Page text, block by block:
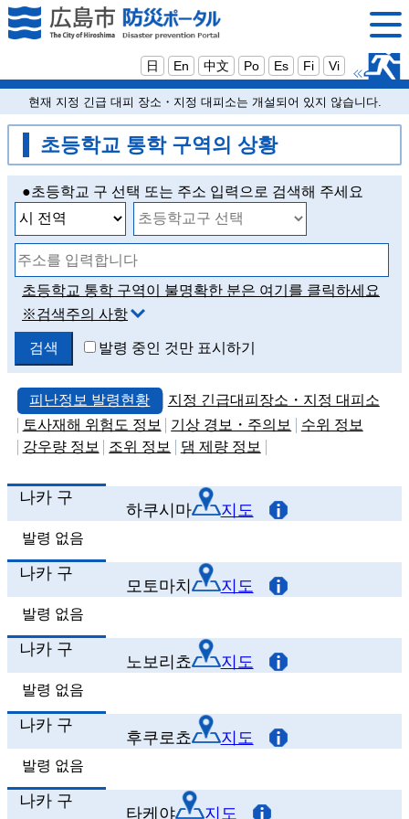
日 En 中文 Po Es Fi Vi
현재 지정 긴급 대피 장소・지정 대피소는 개설되어 있지 않습니다.
초등학교 통학 구역의 상황
●초등학교 구 선택 또는 주소 입력으로 검색해 주세요
초등학교 통학 구역이 불명확한 분은 여기를 클릭하세요
※검색주의 사항
발령 중인 것만 표시하기
피난정보 발령현황
지정 긴급대피장소・지정 대피소
토사재해 위험도 정보
기상 경보・주의보
수위 정보
강우량 정보
조위 정보 댐 제량 정보
나카 구
하쿠시마 지도
발령 없음
나카 구
모토마치 지도
발령 없음
나카 구
노보리쵸 지도
발령 없음
나카 구
후쿠로쵸 지도
발령 없음
나카 구
타케야 지도